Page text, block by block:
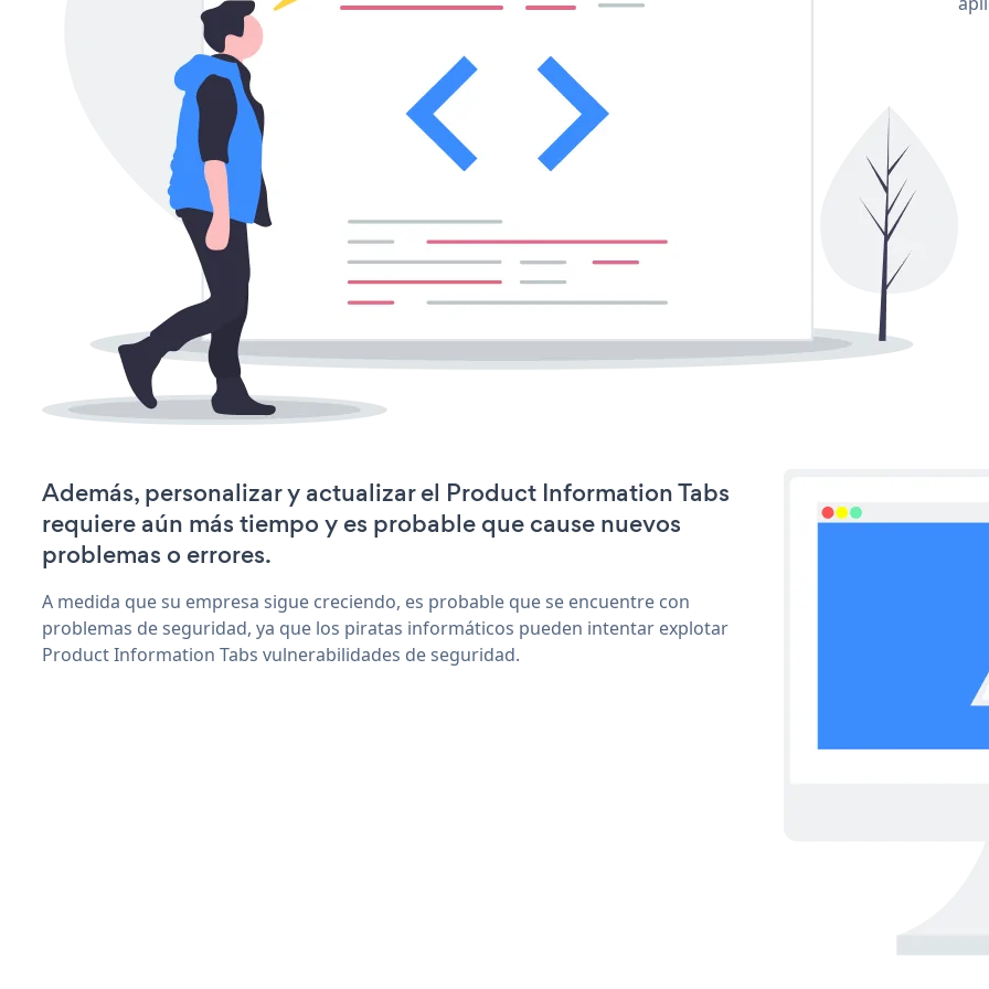
Además, personalizar y actualizar el Product Information Tabs
requiere aún más tiempo y es probable que cause nuevos
problemas o errores.
A medida que su empresa sigue creciendo, es probable que se encuentre con
problemas de seguridad, ya que los piratas informáticos pueden intentar explotar
Product Information Tabs vulnerabilidades de seguridad.